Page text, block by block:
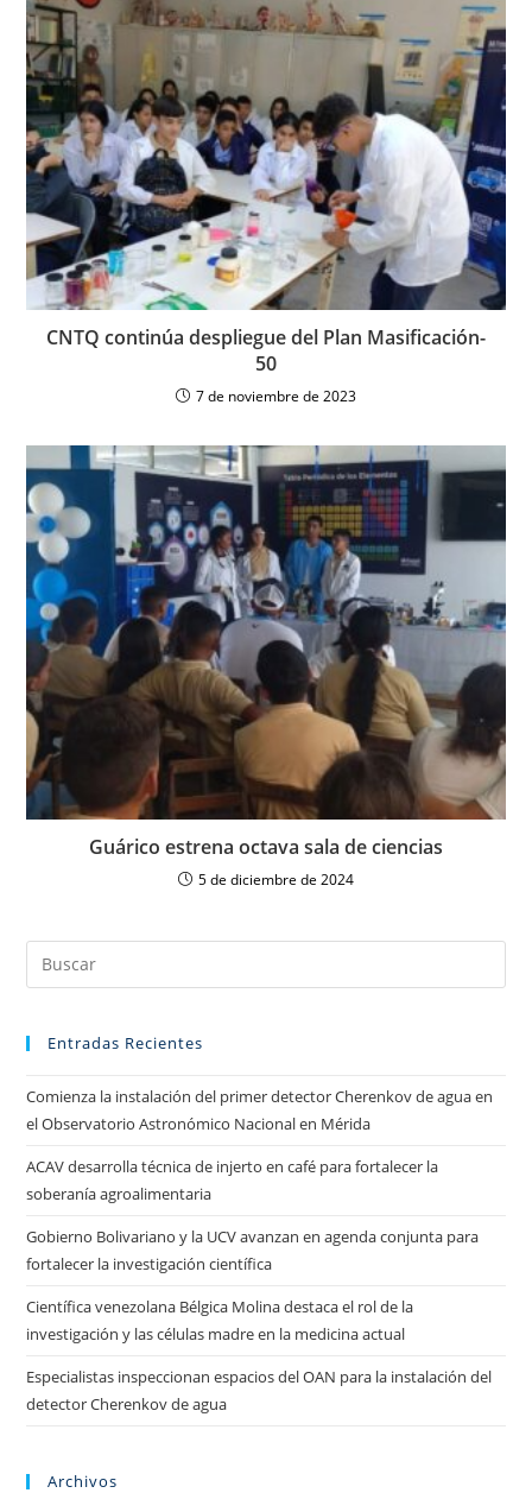
CNTQ continúa despliegue del Plan Masificación-
50
7 de noviembre de 2023
Guárico estrena octava sala de ciencias
5 de diciembre de 2024
Entradas Recientes
Comienza la instalación del primer detector Cherenkov de agua en
el Observatorio Astronómico Nacional en Mérida
ACAV desarrolla técnica de injerto en café para fortalecer la
soberanía agroalimentaria
Gobierno Bolivariano y la UCV avanzan en agenda conjunta para
fortalecer la investigación científica
Científica venezolana Bélgica Molina destaca el rol de la
investigación y las células madre en la medicina actual
Especialistas inspeccionan espacios del OAN para la instalación del
detector Cherenkov de agua
Archivos